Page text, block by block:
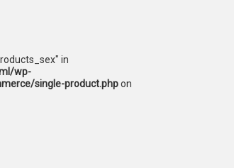
in
wp-
single-product.phpon